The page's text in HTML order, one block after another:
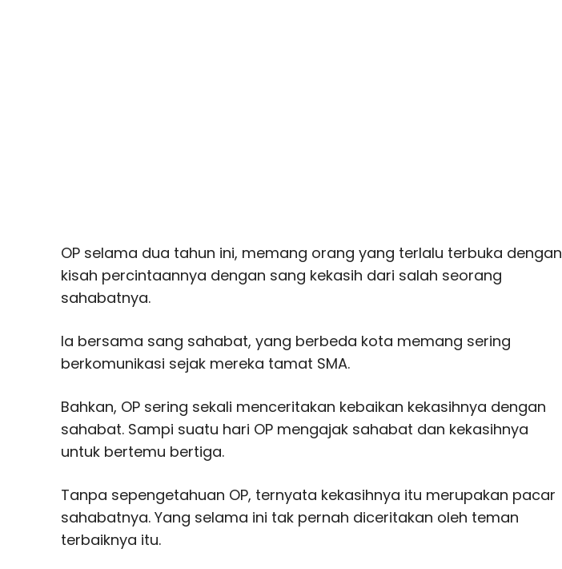
OP selama dua tahun ini, memang orang yang terlalu terbuka dengan
kisah percintaannya dengan sang kekasih dari salah seorang
sahabatnya.
Ia bersama sang sahabat, yang berbeda kota memang sering
berkomunikasi sejak mereka tamat SMA.
Bahkan, OP sering sekali menceritakan kebaikan kekasihnya dengan
sahabat. Sampi suatu hari OP mengajak sahabat dan kekasihnya
untuk bertemu bertiga.
Tanpa sepengetahuan OP, ternyata kekasihnya itu merupakan pacar
sahabatnya. Yang selama ini tak pernah diceritakan oleh teman
terbaiknya itu.